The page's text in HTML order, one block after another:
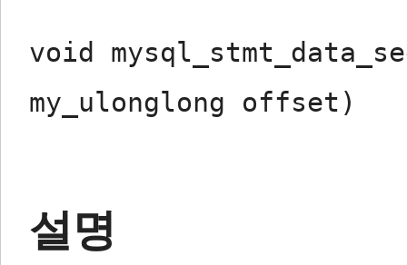
void
my_ulonglong offset)
설명